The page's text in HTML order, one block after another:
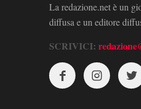
La redazione.net è un
diffusa e un editore
SCRIVICI: